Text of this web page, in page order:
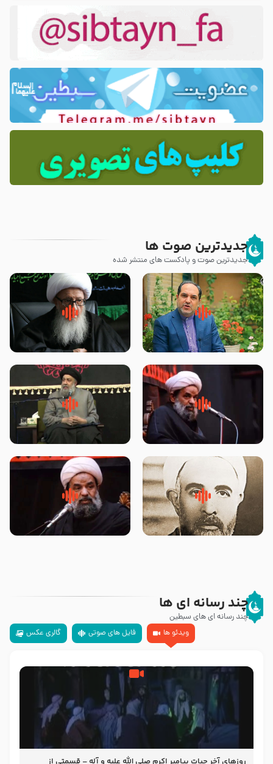
جدیدترین صوت ها
جدیدترین صوت و پادکست های منتشر شده
پیامبر صلی الله علیه وآله و سلم
فرمودند وای بر بچه های آخر
زوّار اربعین امام حسین (علیه
السلام) با این اشتیاق به زیارت
روضه جانسوز پاره های جگر امام
حسن مجتبی علیه السلام-حجت
لقب حضرت رقیه سلام الله علیها به
چه معناست – حجت الاسلام علوی
روضه‌ی مجلس یزید ملعون و
اسارت اهل‌بیت علیهم‌السلام –
سلام جوانی که امام حسین علیه
السلام خودش جوابش را دادند
چند رسانه ای ها
چند رسانه ای های سبطین
ویدئو ها
فایل های صوتی گالری عکس
روزهای آخر حیات پیامبر اکرم صلی الله علیه و آله – قسمتی از